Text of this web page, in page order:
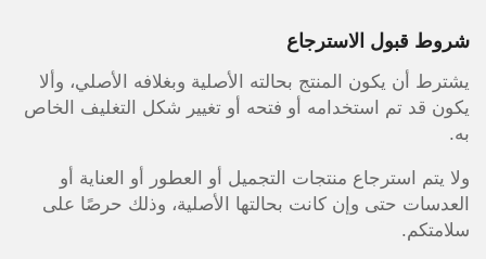
شروط قبول الاسترجاع
يشترط أن يكون المنتج بحالته الأصلية وبغلافه الأصلي، وألا
يكون قد تم استخدامه أو فتحه أو تغيير شكل التغليف الخاص
به.
ولا يتم استرجاع منتجات التجميل أو العطور أو العناية أو
العدسات حتى وإن كانت بحالتها الأصلية، وذلك حرصًا على
سلامتكم.